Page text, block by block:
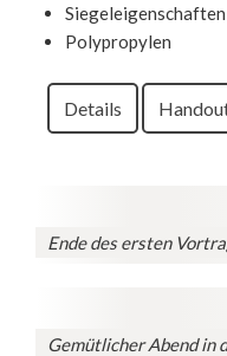
Polypropylen
Details
Ende des ersten
Gemütlicher Abend in